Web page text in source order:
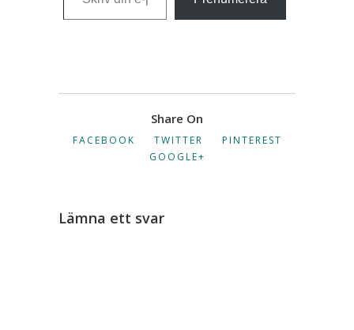
Share On
FACEBOOK TWITTER
PINTEREST
GOOGLE+
Lämna ett svar